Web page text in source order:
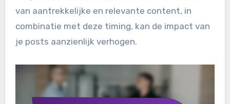
van aantrekkelijke en relevante content, in
combinatie met deze timing, kan de impact van
je posts aanzienlijk verhogen.